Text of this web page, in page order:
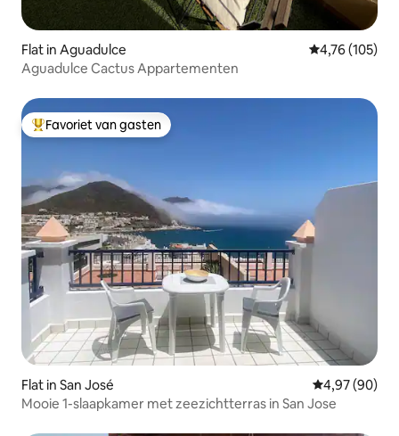
Flat in Aguadulce Gemiddelde
4,76 (105)
Aguadulce Cactus Appartementen
Topfavoriet van gasten
Favoriet van gasten
Flat in San José Gemiddelde
4,97 (90)
Mooie 1-slaapkamer met zeezichtterras in San Jose